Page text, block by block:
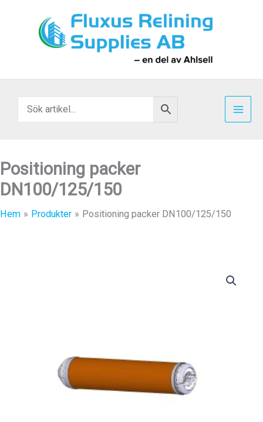
Positioning packer
DN100/125/150
Hem Produkter Positioning packer DN100/125/150